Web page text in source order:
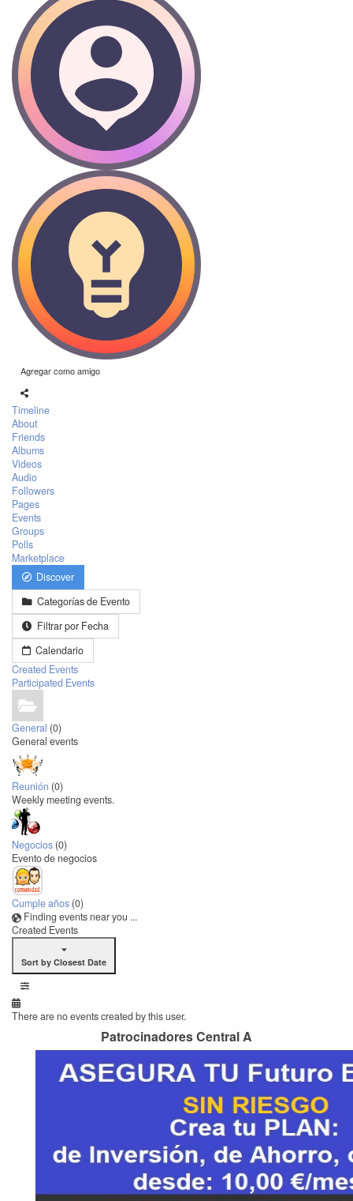
Agregar como amigo
Timeline
About
Friends
Albums
Videos
Audio
Followers
Pages
Events
Groups
Polls
Marketplace
Discover
Categorías de Evento
Filtrar por Fecha
Calendario
Created Events
Participated Events
General (0)
General events
Reunión (0)
Weekly meeting events.
Negocios (0)
Evento de negocios
Cumple años (0)
Finding events near you ...
Created Events
Sort by Closest Date
There are no events created by this user.
Patrocinadores Central A